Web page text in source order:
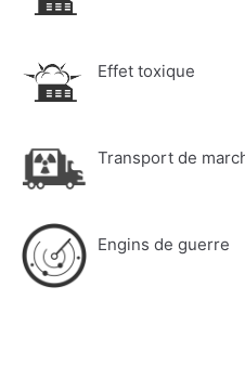
Effet toxique
Transport de
Engins de guerre